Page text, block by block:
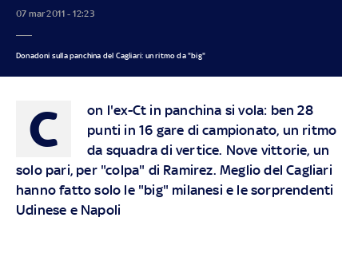
07 mar 2011 - 12:23
Donadoni sulla panchina del Cagliari: un ritmo da "big"
C
on l'ex-Ct in panchina si vola: ben 28
punti in 16 gare di campionato, un ritmo
da squadra di vertice. Nove vittorie, un
solo pari, per "colpa" di Ramirez. Meglio del Cagliari
hanno fatto solo le "big" milanesi e le sorprendenti
Udinese e Napoli